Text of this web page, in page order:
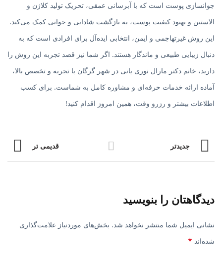
جوانسازی پوست است که با آبرسانی عمقی، تحریک تولید کلاژن و
الاستین و بهبود کیفیت پوست، به بازگشت شادابی و جوانی کمک می‌کند.
این روش غیرتهاجمی و ایمن، انتخابی ایده‌آل برای افرادی است که به
دنبال زیبایی طبیعی و ماندگار هستند. اگر شما نیز قصد تجربه این روش را
دارید، خانم دکتر مارال نوری یانی در شهر گرگان با تجربه و تخصص بالا،
آماده ارائه خدمات حرفه‌ای و مشاوره کامل به شماست. برای کسب
اطلاعات بیشتر و رزرو وقت، همین امروز اقدام کنید!
جدیدتر قدیمی تر
دیدگاهتان را بنویسید
نشانی ایمیل شما منتشر نخواهد شد. بخش‌های موردنیاز علامت‌گذاری
شده‌اند *